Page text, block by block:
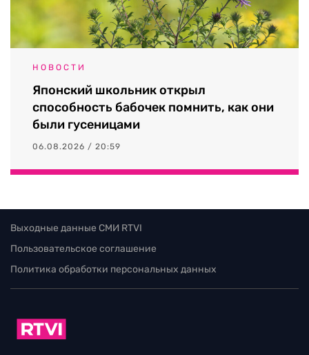
НОВОСТИ
Японский школьник открыл
способность бабочек помнить, как они
были гусеницами
06.08.2026 / 20:59
Выходные данные СМИ RTVI
Пользовательское соглашение
Политика обработки персональных данных